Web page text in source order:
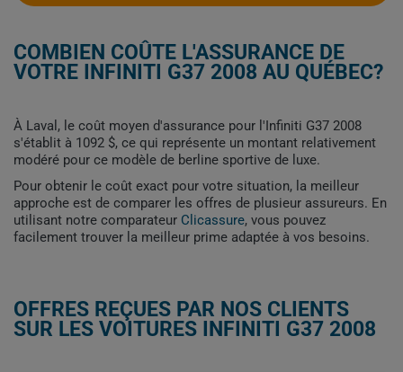
COMBIEN COÛTE L'ASSURANCE DE
VOTRE INFINITI G37 2008 AU QUÉBEC?
À Laval, le coût moyen d'assurance pour l'Infiniti G37 2008
s'établit à 1092 $, ce qui représente un montant relativement
modéré pour ce modèle de berline sportive de luxe.
Pour obtenir le coût exact pour votre situation, la meilleur
approche est de comparer les offres de plusieur assureurs. En
utilisant notre comparateur Clicassure, vous pouvez
facilement trouver la meilleur prime adaptée à vos besoins.
OFFRES REÇUES PAR NOS CLIENTS
SUR LES VOITURES INFINITI G37 2008